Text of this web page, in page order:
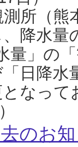
所（熊
降水
量」の
日降
なっ
のお